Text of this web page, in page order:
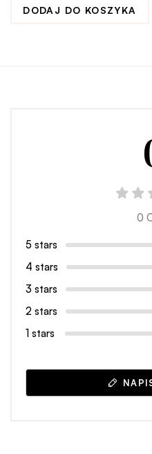
DODAJ DO KOSZYKA
0
5 stars
4 stars
3 stars
2 stars
1 stars